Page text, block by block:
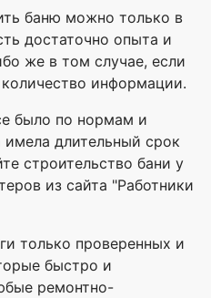
баню можно только в
достаточно опыта и
же в том случае, если
информации.
было по нормам и
длительный срок
строительство бани у
из сайта "Работники
только проверенных и
быстро и
ремонтно-